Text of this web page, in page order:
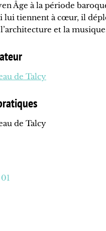
Âge à la période
lui tiennent à cœur, il
et la
de Talcy
de Talcy